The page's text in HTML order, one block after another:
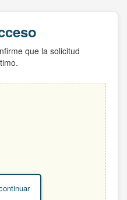
que la solicitud